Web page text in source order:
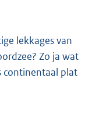
lekkages van
Zo ja wat
continentaal plat